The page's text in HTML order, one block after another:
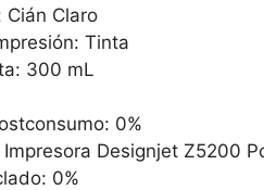
Cián Claro
Tinta
300 mL
0%
Designjet Z5200
0%